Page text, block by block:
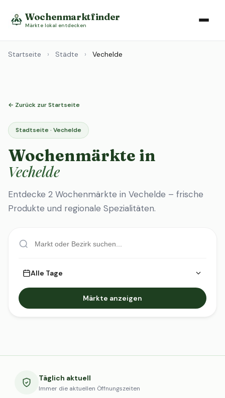
Wochenmarktfinder
Märkte lokal entdecken
Startseite › Städte › Vechelde
← Zurück zur Startseite
Stadtseite · Vechelde
Wochenmärkte in
Vechelde
Entdecke 2 Wochenmärkte in Vechelde – frische
Produkte und regionale Spezialitäten.
Alle Tage
Märkte anzeigen
Täglich aktuell
Immer die aktuellen Öffnungszeiten